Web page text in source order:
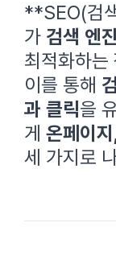
**SEO(검
가 검색 엔
최적화하는
이를 통해
과 클릭을
게 온페이
세 가지로